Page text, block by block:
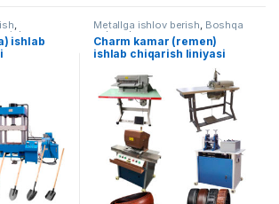
,
ishlab
Metallga ishlov berish, Boshqa
uskunalar
Charm kamar (remen)
ishlab chiqarish liniyasi